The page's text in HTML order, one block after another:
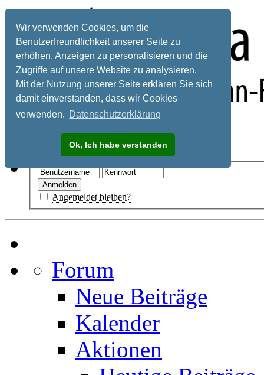
Wir verwenden Cookies, um die
Benutzerfreundlichkeit unserer Seite zu
erhöhen, Anzeigen zu personalisieren und die
Zugriffe auf unsere Website zu analysieren.
Mit der Nutzung unserer Seite erklären Sie sich
damit einverstanden, dass wir Cookies
verwenden. Datenschutzerklärung
Ok, Ich habe verstanden
Registrieren
Angemeldet bleiben?
Forum
Neue Beiträge
Kalender
Aktionen